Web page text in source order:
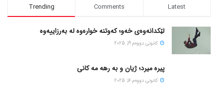
Trending Comments Latest
لێکدانەوەی خەو؛ کەوتنە خوارەوە لە بەرزاییەوە
كانونی دووه‌م 19, 2025
پیره میرد؛ ژیان و به رهه مه کانی
كانونی دووه‌م 16, 2025